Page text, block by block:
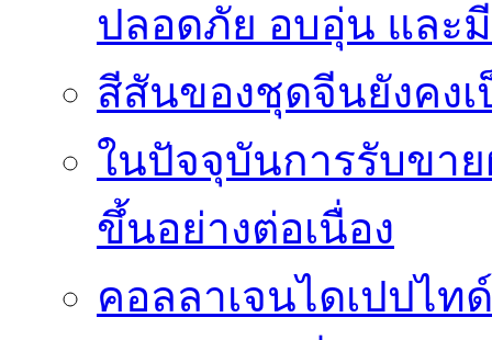
ปลอดภัย อบอุ่น และ
สีสันของชุดจีนยังคง
ในปัจจุบันการรับขา
ขึ้นอย่างต่อเนื่อง
คอลลาเจนไดเปปไท